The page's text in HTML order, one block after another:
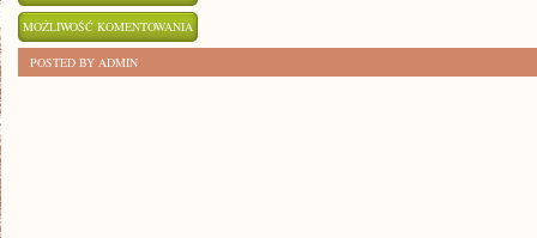
MOŻLIWOŚĆ KOMENTOWANIA
ZOSTAŁA WYŁĄCZONA
POSTED BY ADMIN